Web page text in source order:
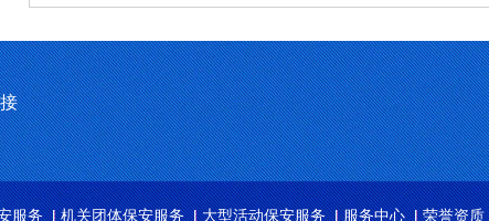
服务 机关团体保安服务 大型活动保安服务 服务中心 荣誉资质